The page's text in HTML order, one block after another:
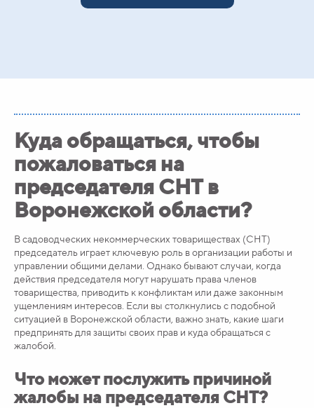
Куда обращаться, чтобы
пожаловаться на
председателя СНТ в
Воронежской области?
В садоводческих некоммерческих товариществах (СНТ)
председатель играет ключевую роль в организации работы и
управлении общими делами. Однако бывают случаи, когда
действия председателя могут нарушать права членов
товарищества, приводить к конфликтам или даже законным
ущемлениям интересов. Если вы столкнулись с подобной
ситуацией в Воронежской области, важно знать, какие шаги
предпринять для защиты своих прав и куда обращаться с
жалобой.
Что может послужить причиной
жалобы на председателя СНТ?